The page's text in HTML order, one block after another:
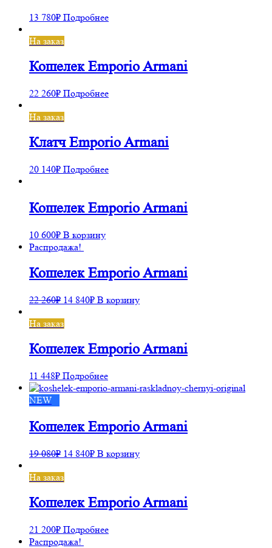
13 780₽ Подробнее
На заказ
Кошелек Emporio Armani
22 260₽ Подробнее
На заказ
Клатч Emporio Armani
20 140₽ Подробнее
Кошелек Emporio Armani
10 600₽ В корзину
Распродажа!
Кошелек Emporio Armani
22 260₽ 14 840₽ В корзину
На заказ
Кошелек Emporio Armani
11 448₽ Подробнее
NEW
Кошелек Emporio Armani
19 080₽ 14 840₽ В корзину
На заказ
Кошелек Emporio Armani
21 200₽ Подробнее
Распродажа!